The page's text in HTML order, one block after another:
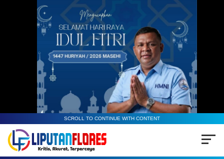
SCROLL TO CONTINUE WITH CONTENT